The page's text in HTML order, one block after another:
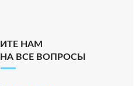
НАМ
ВСЕ ВОПРОСЫ